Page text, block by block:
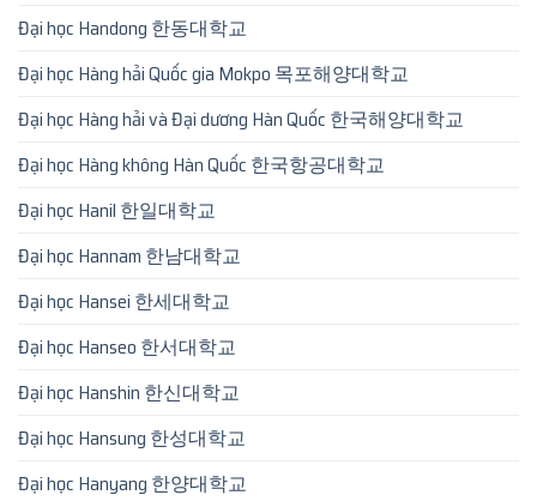
Đại học Handong 한동대학교
Đại học Hàng hải Quốc gia Mokpo 목포해양대학교
Đại học Hàng hải và Đại dương Hàn Quốc 한국해양대학교
Đại học Hàng không Hàn Quốc 한국항공대학교
Đại học Hanil 한일대학교
Đại học Hannam 한남대학교
Đại học Hansei 한세대학교
Đại học Hanseo 한서대학교
Đại học Hanshin 한신대학교
Đại học Hansung 한성대학교
Đại học Hanyang 한양대학교